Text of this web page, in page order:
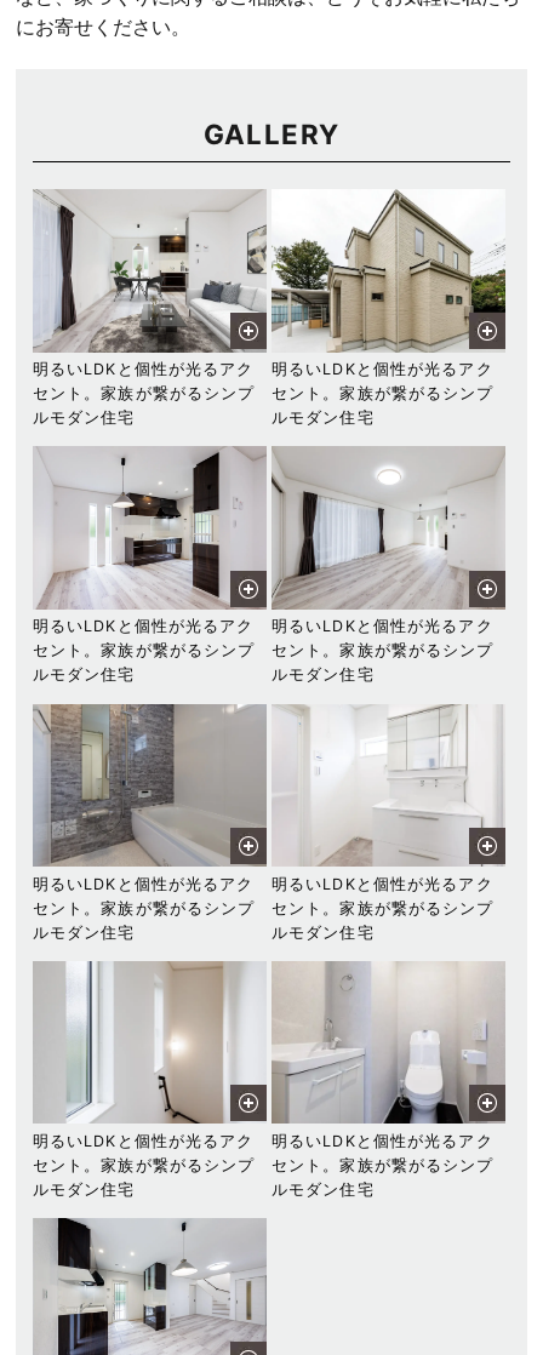
にお寄せください。
GALLERY
明るいLDKと個性が光るアク
セント。家族が繋がるシンプ
ルモダン住宅
明るいLDKと個性が光るアク
セント。家族が繋がるシンプ
ルモダン住宅
明るいLDKと個性が光るアク
セント。家族が繋がるシンプ
ルモダン住宅
明るいLDKと個性が光るアク
セント。家族が繋がるシンプ
ルモダン住宅
明るいLDKと個性が光るアク
セント。家族が繋がるシンプ
ルモダン住宅
明るいLDKと個性が光るアク
セント。家族が繋がるシンプ
ルモダン住宅
明るいLDKと個性が光るアク
セント。家族が繋がるシンプ
ルモダン住宅
明るいLDKと個性が光るアク
セント。家族が繋がるシンプ
ルモダン住宅